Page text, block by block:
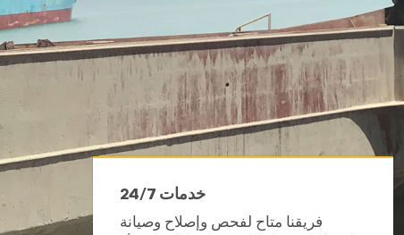
24/7 خدمات
فريقنا متاح لفحص وإصلاح وصيانة